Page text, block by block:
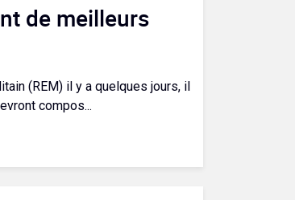
de meilleurs
(REM) il y a quelques jours, il
compos...